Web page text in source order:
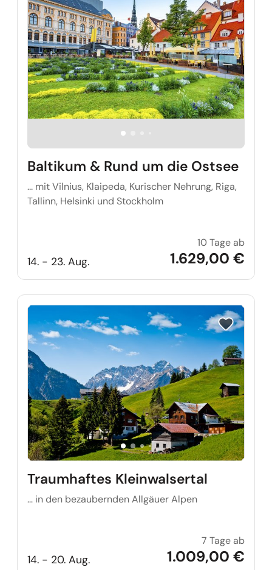
Baltikum & Rund um die Ostsee
... mit Vilnius, Klaipeda, Kurischer Nehrung, Riga,
Tallinn, Helsinki und Stockholm
14. - 23. Aug.
10 Tage ab
1.629,00 €
Reise auf
Traumhaftes Kleinwalsertal
… in den bezaubernden Allgäuer Alpen
14. - 20. Aug.
7 Tage ab
1.009,00 €